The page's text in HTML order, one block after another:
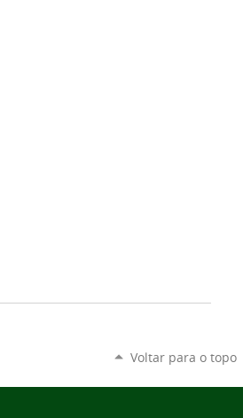
Voltar para o topo